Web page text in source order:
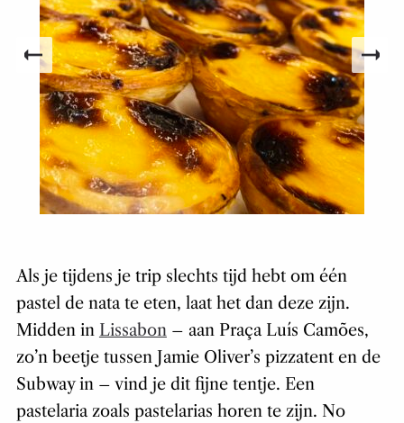
Als je tijdens je trip slechts tijd hebt om één
pastel de nata te eten, laat het dan deze zijn.
Midden in Lissabon– aan Praça Luís Camões,
zo’n beetje tussen Jamie Oliver’s pizzatent en de
Subway in – vind je dit fijne tentje. Een
pastelaria zoals pastelarias horen te zijn. No